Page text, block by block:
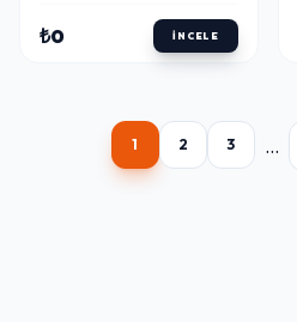
₺0 İNCELE
1 2 3 ...